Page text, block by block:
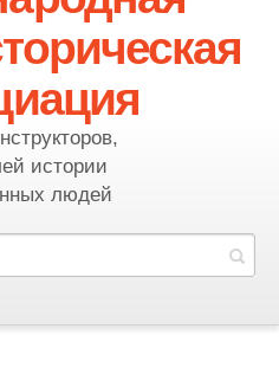
истории
людей